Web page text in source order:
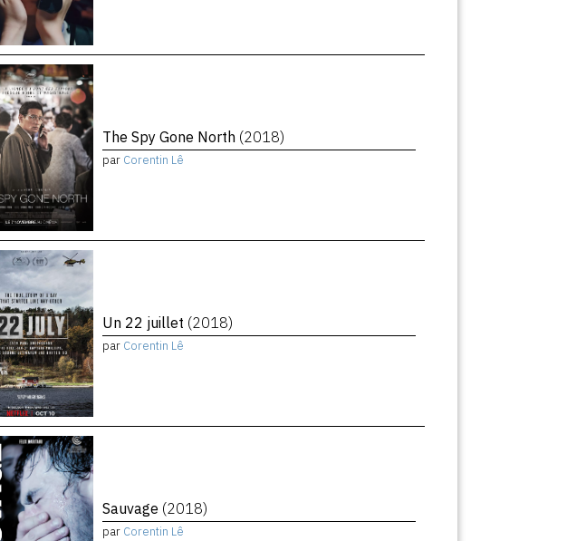
The Spy Gone North (2018)
par Corentin Lê
Un 22 juillet (2018)
par Corentin Lê
Sauvage (2018)
par Corentin Lê